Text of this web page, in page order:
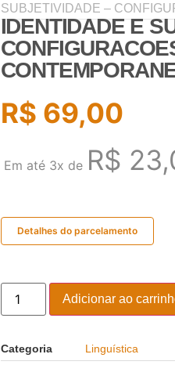
SUBJETIVIDADE –
IDENTIDADE E
R$ 69,00
Em até 3x de R$
Detalhes do parcelamento
Adicionar ao
Categoria
Linguística